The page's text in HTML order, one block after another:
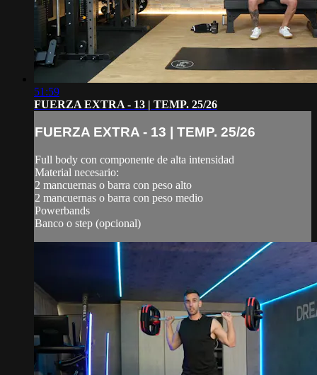
51:59
FUERZA EXTRA - 13 | TEMP. 25/26
FUERZA EXTRA - 13 | TEMP. 25/26
Full body con componente de alta intensidad
Material necesario:
2 mancuernas o barra con peso alto
2 mancuernas o barra con peso medio
Powerbands
Banco o step (opcional)